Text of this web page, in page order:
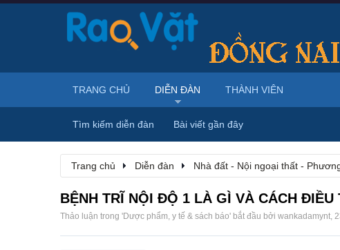
Trang chủ Diễn đàn Nhà đất - Nội ngoại thất -
BỆNH TRĨ NỘI ĐỘ 1 LÀ GÌ VÀ CÁCH
Thảo luận trong 'Dược phẩm, y tế & sách báo' bắt đầu bởi wankadamynt,
TRANG CHỦ DIỄN ĐÀN
Tìm kiếm diễn đàn Bài viết gần đây
THÀNH VIÊN